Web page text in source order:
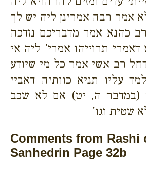
אמר רבה אמרינן ליה יש לך
כהנא אמר מדבריכם נזדכה
דאמרי תרוייהו אמרי' ליה אי
רב אשי אמר כל מי שיודע
עליו תניא כוותיה דאביי
(במדבר ה, יט) אם לא שכב
שטית וגו'
Comments from Rashi
Sanhedrin Page 32b